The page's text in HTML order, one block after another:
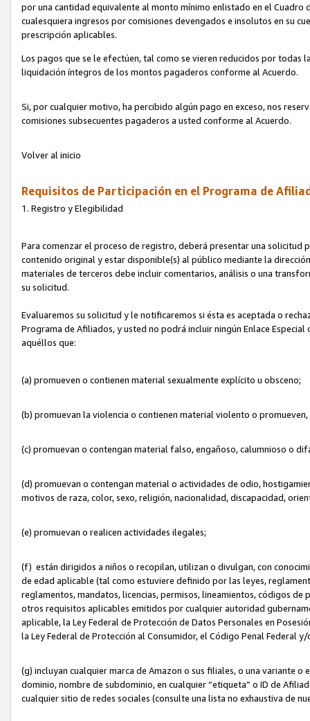
por una cantidad equivalente al monto mínimo enlistado en el
cualesquiera ingresos por comisiones devengados e insolutos en su
prescripción aplicables.
Los pagos que se le efectúen, tal como se vieren reducidos por todas
liquidación íntegros de los montos pagaderos conforme al Acuerdo.
Si, por cualquier motivo, ha percibido algún pago en exceso, nos
comisiones subsecuentes pagaderos a usted conforme al Acuerdo.
Volver al inicio
Requisitos de Participación en el Programa de
1. Registro y Elegibilidad
Para comenzar el proceso de registro, deberá presentar una solicitud
contenido original y estar disponible(s) al público mediante la
materiales de terceros debe incluir comentarios, análisis o una
su solicitud.
Evaluaremos su solicitud y le notificaremos si ésta es aceptada o
Programa de Afiliados, y usted no podrá incluir ningún Enlace
aquéllos que:
(a) promueven o contienen material sexualmente explícito u obsceno;
(b) promuevan la violencia o contienen material violento o
(c) promuevan o contengan material falso, engañoso, calumnioso o
(d) promuevan o contengan material o actividades de odio,
motivos de raza, color, sexo, religión, nacionalidad, discapacidad,
(e) promuevan o realicen actividades ilegales;
(f) están dirigidos a niños o recopilan, utilizan o divulgan, con
de edad aplicable (tal como estuviere definido por las leyes,
reglamentos, mandatos, licencias, permisos, lineamientos, códigos
otros requisitos aplicables emitidos por cualquier autoridad
aplicable, la Ley Federal de Protección de Datos Personales en
la Ley Federal de Protección al Consumidor, el Código Penal Federal
(g) incluyan cualquier marca de Amazon o sus filiales, o una variante
dominio, nombre de subdominio, en cualquier “etiqueta” o ID de
cualquier sitio de redes sociales (consulte una lista no exhaustiva de